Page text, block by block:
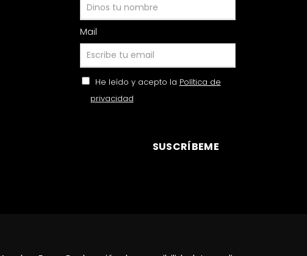
Mail
He leído y acepto la Política de
privacidad
SUSCRÍBEME